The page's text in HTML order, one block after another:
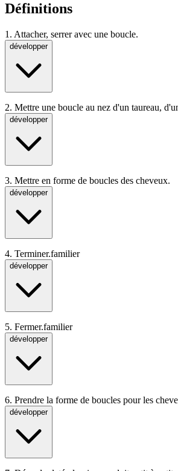
Définitions
1. Attacher, serrer avec une boucle.
développer
2. Mettre une boucle au nez d'un taureau,
développer
3. Mettre en forme de boucles des cheveux.
développer
4. Terminer.familier
développer
5. Fermer.familier
développer
6. Prendre la forme de boucles pour les
développer